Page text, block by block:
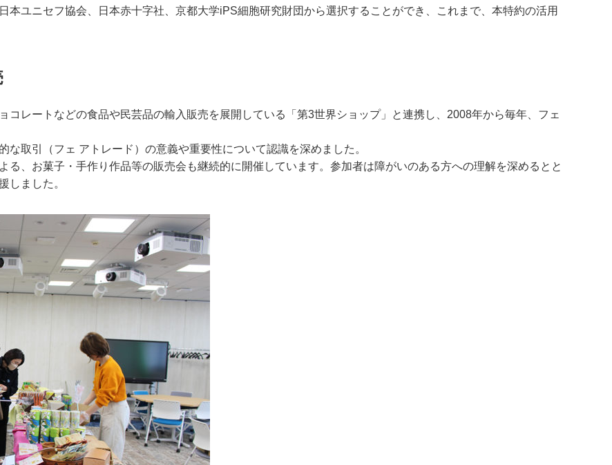
本ユニセフ協会、日本赤十字社、京都大学iPS細胞研究財団から選択することができ、これまで、本特約の活用
コレートなどの食品や民芸品の輸入販売を展開している「第3世界ショップ」と連携し、2008年から毎年、フェ
取引（フェ アトレード）の意義や重要性について認識を深めました。
る、お菓子・手作り作品等の販売会も継続的に開催しています。参加者は障がいのある方への理解を深めるとと
しました。